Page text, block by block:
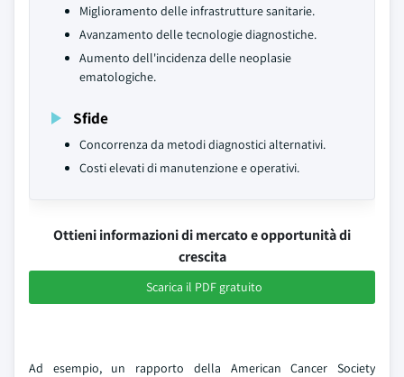
Miglioramento delle infrastrutture sanitarie.
Avanzamento delle tecnologie diagnostiche.
Aumento dell'incidenza delle neoplasie
ematologiche.
Sfide
Concorrenza da metodi diagnostici alternativi.
Costi elevati di manutenzione e operativi.
Ottieni informazioni di mercato e opportunità di
crescita
Scarica il PDF gratuito
Ad esempio, un rapporto della American Cancer Society